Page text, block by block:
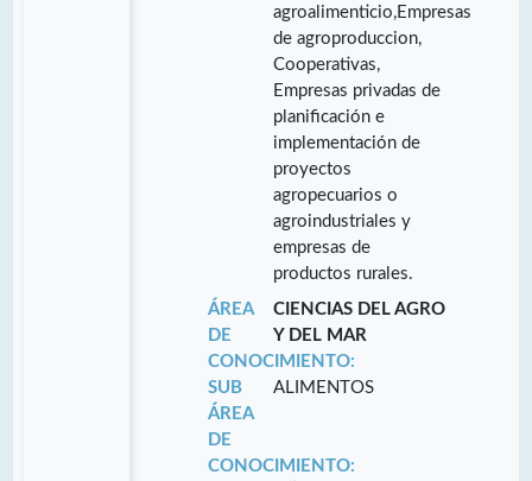
agroalimenticio,Empresas
de agroproduccion,
Cooperativas,
Empresas privadas de
planificación e
implementación de
proyectos
agropecuarios o
agroindustriales y
empresas de
productos rurales.
ÁREA
DE
CONOCIMIENTO:
CIENCIAS DEL AGRO
Y DEL MAR
SUB
ÁREA
DE
CONOCIMIENTO:
ALIMENTOS